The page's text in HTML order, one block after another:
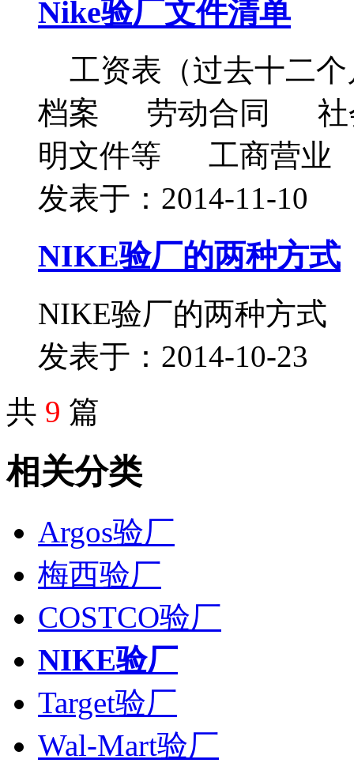
Nike验厂文件清单
工资表（过去十二
档案 劳动合同 社会
明文件等 工商营业
发表于：2014-11-10
NIKE验厂的两种方式
NIKE验厂的两种方式
发表于：2014-10-23
共 9 篇
相关分类
Argos验厂
梅西验厂
COSTCO验厂
NIKE验厂
Target验厂
Wal-Mart验厂